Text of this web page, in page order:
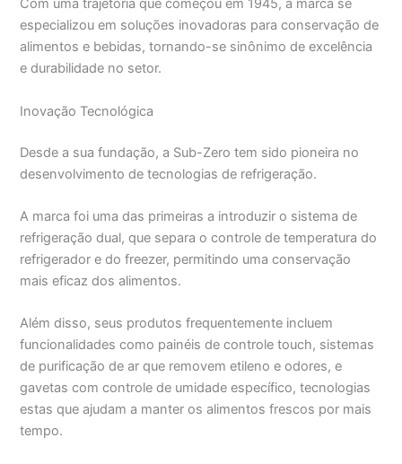
Com uma trajetória que começou em 1945, a marca se
especializou em soluções inovadoras para conservação de
alimentos e bebidas, tornando-se sinônimo de excelência
e durabilidade no setor.
Inovação Tecnológica
Desde a sua fundação, a Sub-Zero tem sido pioneira no
desenvolvimento de tecnologias de refrigeração.
A marca foi uma das primeiras a introduzir o sistema de
refrigeração dual, que separa o controle de temperatura do
refrigerador e do freezer, permitindo uma conservação
mais eficaz dos alimentos.
Além disso, seus produtos frequentemente incluem
funcionalidades como painéis de controle touch, sistemas
de purificação de ar que removem etileno e odores, e
gavetas com controle de umidade específico, tecnologias
estas que ajudam a manter os alimentos frescos por mais
tempo.